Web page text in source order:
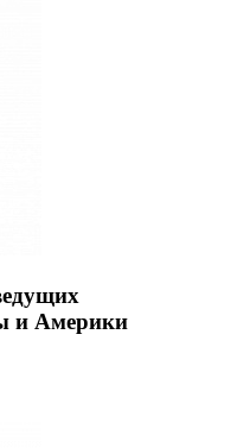
и Америки